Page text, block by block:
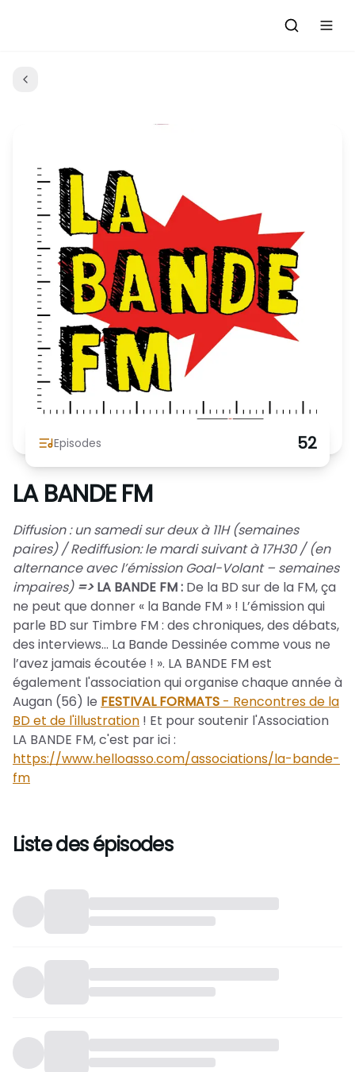
Emissions
Grille des Programmes
C'était quoi ce morceau?
L'Association
L'équipe et les bénévoles
Nous rejoindre : Participer
Les Ateliers Radio
Les créations des Ateliers
Nos prestations
Nous Soutenir / Adhérer
J'adhère
Je fais un don
Exprime ton soutien
Nous Contacter
La newsletter
Episodes 52
LA BANDE FM
Diffusion : un samedi sur deux à 11H (semaines
paires) / Rediffusion: le mardi suivant à 17H30 / (en
alternance avec l’émission Goal-Volant – semaines
impaires) =>LA BANDE FM : De la BD sur de la FM, ça
ne peut que donner « la Bande FM » ! L’émission qui
parle BD sur Timbre FM : des chroniques, des débats,
des interviews… La Bande Dessinée comme vous ne
l’avez jamais écoutée ! ». LA BANDE FM est
également l'association qui organise chaque année à
Augan (56) le FESTIVAL FORMATS - Rencontres de la
BD et de l'illustration ! Et pour soutenir l'Association
LA BANDE FM, c'est par ici :
https://www.helloasso.com/associations/la-bande-
fm
Liste des épisodes